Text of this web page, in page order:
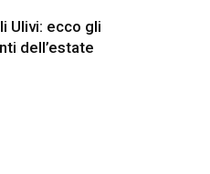
Ulivi: ecco gli
dell’estate